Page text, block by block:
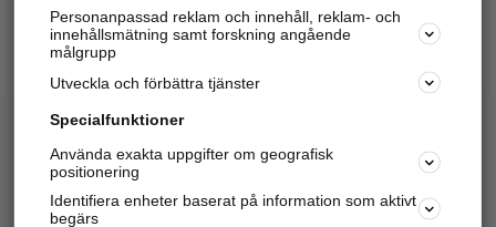
Hitta telefonnummer, adresser, företagsinfo mm.
Marknadsför företaget
Kom igång och annonsera mot
samarbetspartners nära dig.
Personanpassad reklam och innehåll, reklam- och
innehållsmätning samt forskning angående
målgrupp
Utveckla och förbättra tjänster
Specialfunktioner
Använda exakta uppgifter om geografisk
positionering
Identifiera enheter baserat på information som aktivt
begärs